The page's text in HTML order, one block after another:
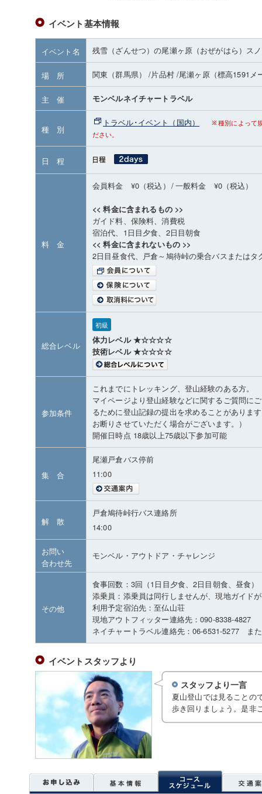
イベント基本情報
イベント名 残雪（ざんせつ）の尾瀬ヶ原（おぜがはら）ス
場 所 関東（群馬県） /片品村/尾瀬ヶ原（標高1591メ
主 催 モンベルネイチャートラベル
種 別
トラベル･イベント（国内）
種別によって
ださい。
日 程
料 金
会員料金 ¥0（税込） /一般料金 ¥0（税込）
<< 料金に含まれるもの >>
ガイド料、保険料、消費税
宿泊代、1日目夕食、2日目朝食
<< 料金に含まれないもの >>
2日目昼食代、戸倉～鳩待峠の乗合バスまたはタ
総合レベル
初級
体力レベル ★☆☆☆☆
技術レベル ★☆☆☆☆
参加条件
これまでにトレッキング、登山経験のある方。
マイページより登山経験などに関するご質問に
るために登山記録の提出を求めることがありま
お断りさせていただく場合がございます。）
開催日時点 18歳以上75歳以下参加可能
集 合
尾瀬戸倉バス停前
11:00
解 散
戸倉鳩待峠行バス連絡所
14:00
お問い
合わせ先
モンベル・アウトドア・チャレンジ
その他
食事回数：3回（1日目夕食、2日目朝食、昼食）
添乗員：添乗員は同行しませんが、現地ガイド
利用予定宿泊先：至仏山荘
現地アウトフィッター連絡先：090-8338-4827
ネイチャートラベル連絡先：06-6531-5277 ま
イベントスタッフより
スタッフより一言
夏山登山では見ることの
歩き回りましょう。是非